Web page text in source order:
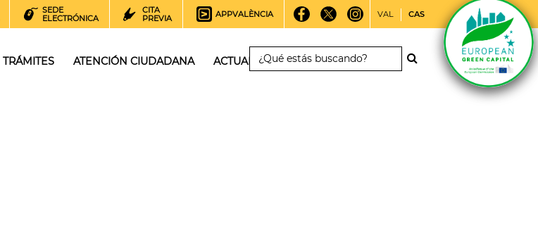
SEDE
ELECTRÓNICA
CITA
PREVIA
APPVALÈNCIA VAL CAS
TRÁMITES ATENCIÓN CIUDADANA ACTUALIDAD